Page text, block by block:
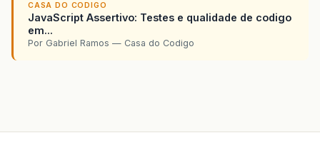
CASA DO CODIGO
JavaScript Assertivo: Testes e qualidade de codigo
em...
Por Gabriel Ramos — Casa do Codigo